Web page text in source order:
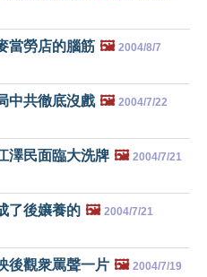
當勞店的腦筋 🖼️ 2004/8/7
中共徹底沒戲 🖼️ 2004/7/22
澤民面臨大洗牌 🖼️ 2004/7/21
了後孃養的 🖼️ 2004/7/21
後觀衆罵聲一片 🖼️ 2004/7/19